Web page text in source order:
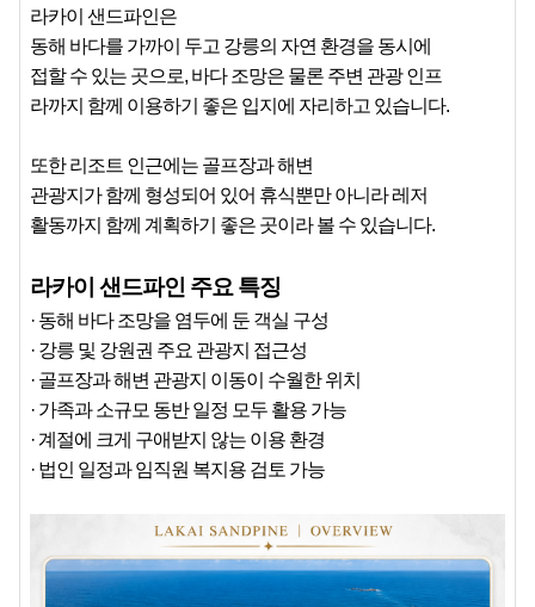
라카이 샌드파인은
동해 바다를 가까이 두고 강릉의 자연 환경을 동시에
접할 수 있는 곳으로, 바다 조망은 물론 주변 관광 인프
라까지 함께 이용하기 좋은 입지에 자리하고 있습니다.
또한 리조트 인근에는 골프장과 해변
관광지가 함께 형성되어 있어 휴식뿐만 아니라 레저
활동까지 함께 계획하기 좋은 곳이라 볼 수 있습니다.
라카이 샌드파인 주요 특징
· 동해 바다 조망을 염두에 둔 객실 구성
· 강릉 및 강원권 주요 관광지 접근성
· 골프장과 해변 관광지 이동이 수월한 위치
· 가족과 소규모 동반 일정 모두 활용 가능
· 계절에 크게 구애받지 않는 이용 환경
· 법인 일정과 임직원 복지용 검토 가능